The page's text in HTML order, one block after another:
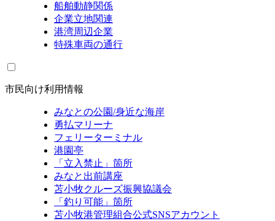
船舶動静関係
企業立地関連
港湾周辺企業
特殊車両の通行
市民向け利用情報
みなとの公園/身近な海岸
勇払マリーナ
フェリーターミナル
港園亭
「立入禁止」箇所
みなと出前講座
苫小牧クルーズ振興協議会
「釣り可能」箇所
苫小牧港管理組合公式SNSアカウント